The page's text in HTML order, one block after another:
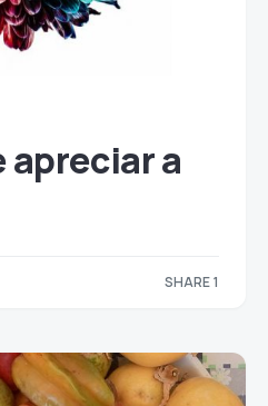
apreciar a
SHARE 1